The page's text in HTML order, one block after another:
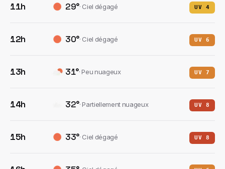
11h 29°· Ciel dégagé UV4
12h 30°· Ciel dégagé UV6
13h 31°·Peu nuageux UV7
14h 32°·Partiellement nuageux UV8
15h 33°· Ciel dégagé UV8